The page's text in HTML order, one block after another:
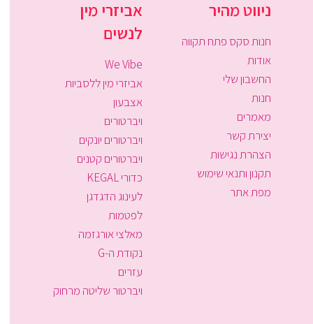
ניווט מהיר
חנות סקס פתח תקווה
אודות
החשבון שלי
חנות
מאמרים
יצירת קשר
הצהרת נגישות
תקנון ותנאי שימוש
מפת אתר
אביזרי מין
לנשים
We Vibe
אביזרי מין ללסביות
אצבעון
ויברטורים
ויברטורים יונקים
ויברטורים קטנים
כדורי KEGAL
לעינוג הדגדגן
לפטמות
מאלצי אורגזמה
נקודת ה-G
עזרים
ויברטור שליטה מרחוק